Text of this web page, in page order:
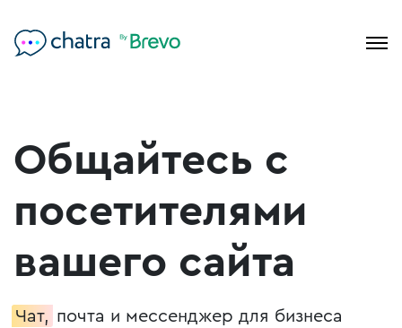
Общайтесь с
посетителями
вашего сайта
Чат, почта и мессенджер для бизнеса